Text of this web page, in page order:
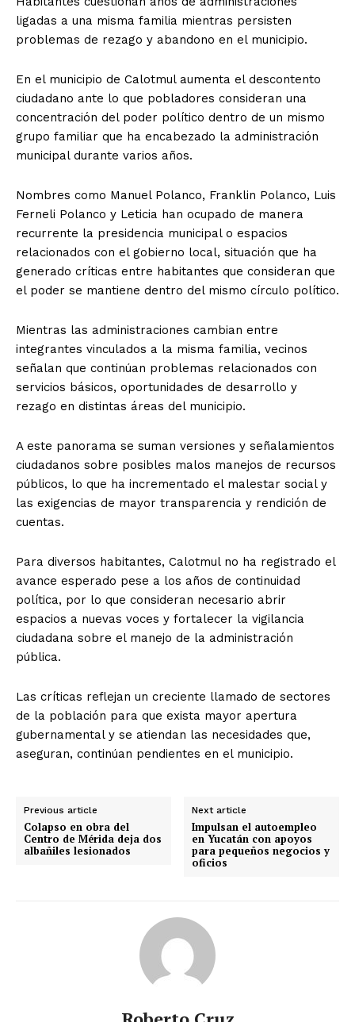
ligadas a una misma familia mientras persisten
problemas de rezago y abandono en el municipio.
En el municipio de Calotmul aumenta el descontento
ciudadano ante lo que pobladores consideran una
concentración del poder político dentro de un mismo
grupo familiar que ha encabezado la administración
municipal durante varios años.
Nombres como Manuel Polanco, Franklin Polanco, Luis
Ferneli Polanco y Leticia han ocupado de manera
recurrente la presidencia municipal o espacios
relacionados con el gobierno local, situación que ha
generado críticas entre habitantes que consideran que
el poder se mantiene dentro del mismo círculo político.
Mientras las administraciones cambian entre
integrantes vinculados a la misma familia, vecinos
señalan que continúan problemas relacionados con
servicios básicos, oportunidades de desarrollo y
rezago en distintas áreas del municipio.
A este panorama se suman versiones y señalamientos
ciudadanos sobre posibles malos manejos de recursos
públicos, lo que ha incrementado el malestar social y
las exigencias de mayor transparencia y rendición de
cuentas.
Para diversos habitantes, Calotmul no ha registrado el
avance esperado pese a los años de continuidad
política, por lo que consideran necesario abrir
espacios a nuevas voces y fortalecer la vigilancia
ciudadana sobre el manejo de la administración
pública.
Las críticas reflejan un creciente llamado de sectores
de la población para que exista mayor apertura
gubernamental y se atiendan las necesidades que,
aseguran, continúan pendientes en el municipio.
Previous article
Colapso en obra del
Centro de Mérida deja dos
albañiles lesionados
Next article
Impulsan el autoempleo
en Yucatán con apoyos
para pequeños negocios y
oficios